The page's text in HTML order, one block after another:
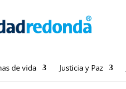
de vida Justicia y Paz